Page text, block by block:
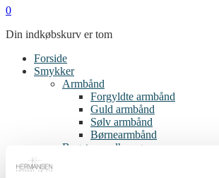
0
Din indkøbskurv er tom
Forside
Smykker
Armbånd
Forgyldte armbånd
Guld armbånd
Sølv armbånd
Børnearmbånd
Bogstav vedhæng